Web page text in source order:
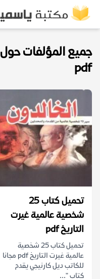
جميع المؤلفات
pdf
تحميل كتاب 25
شخصية عالمية غيرت
التاريخ pdf
تحميل كتاب 25 شخصية
عالمية غيرت التاريخ pdf مجانا
للكاتب ديل كارنيجي يقدم
كتاب "...